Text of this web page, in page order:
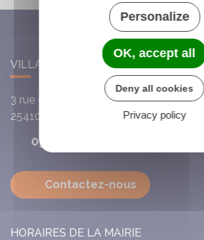
VILLARS-SAINT-GEORGES
3 rue de l'Église
25410
Villars-Saint-Georges
03 81 63 72 93
Contactez-nous
HORAIRES DE LA MAIRIE
Personalize
OK, accept all
Deny all cookies
Privacy policy